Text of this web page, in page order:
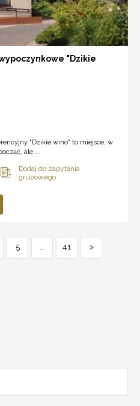
"Dzikie
"Dzikie wino" to miejsce, w
ale ...
5 ... 41 >